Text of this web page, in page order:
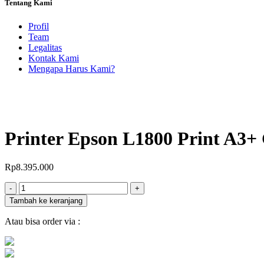
Tentang Kami
Profil
Team
Legalitas
Kontak Kami
Mengapa Harus Kami?
Printer Epson L1800 Print
Rp8.395.000
- Jumlah
+
Tambah ke keranjang
Atau bisa order via :